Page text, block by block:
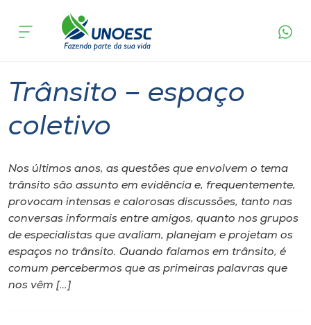
Cursos
Pesquisa
Portal de Ensino
A
Unoesc
Trânsito – espaço
coletivo
Nos últimos anos, as questões que envolvem o tema
trânsito são assunto em evidência e, frequentemente,
provocam intensas e calorosas discussões, tanto nas
conversas informais entre amigos, quanto nos grupos
de especialistas que avaliam, planejam e projetam os
espaços no trânsito. Quando falamos em trânsito, é
comum percebermos que as primeiras palavras que
nos vêm […]